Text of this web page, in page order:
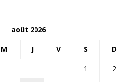
août 2026
M J V S D
1
2